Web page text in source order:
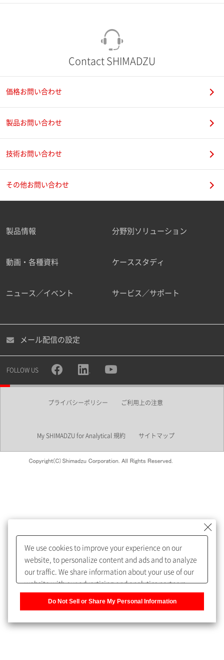
ご勤務先
職種
めします。
My SHIMADZU for Analyticalへ登録いただくと、技術情報や
取扱説明書・Webinarなどの閲覧ができます。
うになります。
Contact SHIMADZU
価格お問い合わせ
製品お問い合わせ
技術お問い合わせ
その他お問い合わせ
製品情報 分野別ソリューション
動画・各種資料 ケーススタディ
ニュース／イベント サービス／サポート
メール配信の設定
FOLLOW US
プライバシーポリシー ご利用上の注意
My SHIMADZU for Analytical 規約 サイトマップ
We use cookies to improve your experience on our
website, to personalize content and ads and to analyze
our traffic. We share information about your use of our
website with our advertising and analytics partners,
Do Not Sell or Share My Personal Information